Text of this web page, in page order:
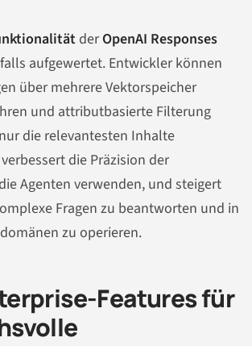
derOpenAI Responses
aufgewertet. Entwickler können
über mehrere Vektorspeicher
und attributbasierte Filterung
die relevantesten Inhalte
die Präzision der
Agenten verwenden, und steigert
Fragen zu beantworten und in
zu operieren.
Features für